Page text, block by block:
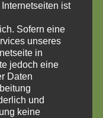
ist
Sofern eine
unseres
in
jedoch eine
Daten
und
keine